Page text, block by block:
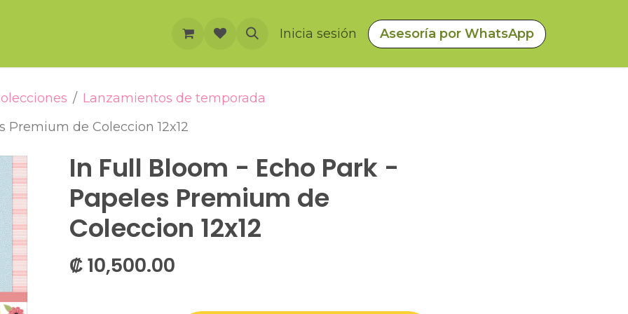
Eventos Inicia sesión Asesoría por WhatsApp
Lanzamientos de temporada
Premium de Coleccion 12x12
In Full Bloom - Echo Park -
Papeles Premium de
Coleccion 12x12
₡10,500.00